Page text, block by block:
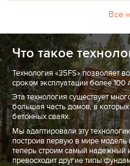
Все
Что такое
Технология «35FS» позволяет
сроком эксплуатации более
Эта технология существует
большая часть домов, в
бетонных сваях.
Мы адаптировали эту
построив первую в мире модель
теперь строим самый надежный
превосходит другие типы